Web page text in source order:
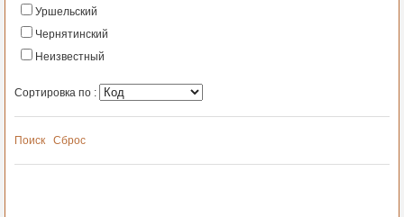
Уршельский
Чернятинский
Неизвестный
Сортировка по :
Поиск Сброс